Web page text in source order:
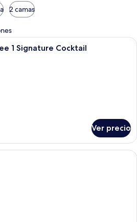
2 camas
Habitación de hotel con una cama
1 Signature Cocktail
Ver precio
Habitación de hotel con dos camas,